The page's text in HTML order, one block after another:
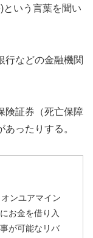
という言葉を聞い
行などの金融機関
険証券（死亡保障
ったりする。
ンユアマイン
お金を借り入
が可能なリバ